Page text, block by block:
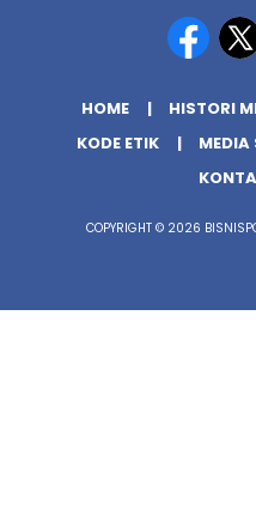
HOME HISTORI
KODE ETIK
MEDIA
COPYRIGHT © 2026